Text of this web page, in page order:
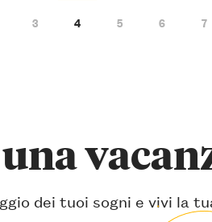
3 4 5 6 7
dei tuoi sogni e vivi la